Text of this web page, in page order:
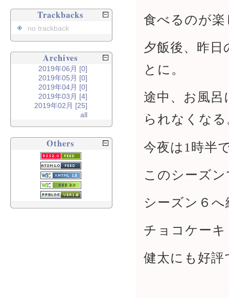
食べるのが楽
夕飯後、昨
とに。
途中、お風
られなくなる
今夜は1時半
このシーズ
シーズン６
チョコケーキ
健太にも好
Trackbacks
no trackback
Archives
2019年06月 [0]
2019年05月 [0]
2019年04月 [0]
2019年03月 [4]
2019年02月 [25]
all
Others